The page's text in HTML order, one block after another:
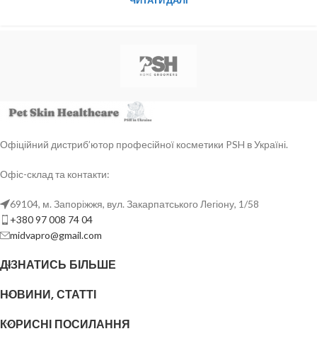
Офіційний дистриб’ютор професійної косметики PSH в Україні.
Офіс-склад та контакти:
69104, м. Запоріжжя, вул. Закарпатського Легіону, 1/58
+380 97 008 74 04
midvapro@gmail.com
ДІЗНАТИСЬ БІЛЬШЕ
НОВИНИ, СТАТТІ
КОРИСНІ ПОСИЛАННЯ